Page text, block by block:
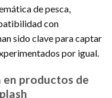
de pesca,
con
sido clave para captar
por igual.
productos de